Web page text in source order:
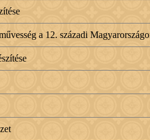
a 12. századi